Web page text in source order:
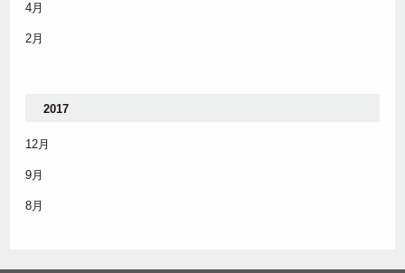
4月
2月
2017
12月
9月
8月